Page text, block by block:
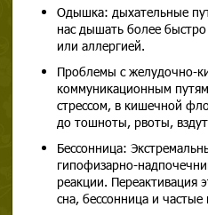
Одышка: дыхательные
нас дышать более
или аллергией.
Проблемы с желудочно-
коммуникационным
стрессом, в кишечной
до тошноты, рвоты,
Бессонница:
гипофизарно-
реакции. Переактивация
сна, бессонница и